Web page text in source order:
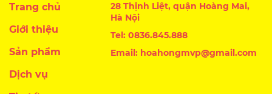
Trang chủ
Giới thiệu
Sản phẩm
Dịch vụ
28 Thịnh Liệt, quận Hoàng Mai,
Hà Nội
Tel: 0836.845.888
Email: hoahongmvp@gmail.com